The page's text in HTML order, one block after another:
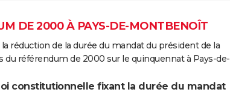
DE 2000 À PAYS-DE-MONTBENOÎT
réduction de la durée du mandat du président de la
du référendum de 2000 sur le quinquennat à Pays-de-
constitutionnelle fixant la durée du mandat